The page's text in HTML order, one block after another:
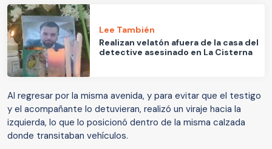
Lee También
Realizan velatón afuera de la casa del
detective asesinado en La Cisterna
Al regresar por la misma avenida, y para evitar que el testigo
y el acompañante lo detuvieran, realizó un viraje hacia la
izquierda, lo que lo posicionó dentro de la misma calzada
donde transitaban vehículos.